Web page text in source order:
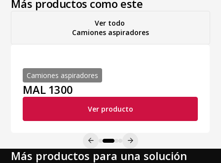
Más productos como este
Ver todo
Camiones aspiradores
Camiones aspiradores
MAL 1300
Ver producto
Más productos para una solución